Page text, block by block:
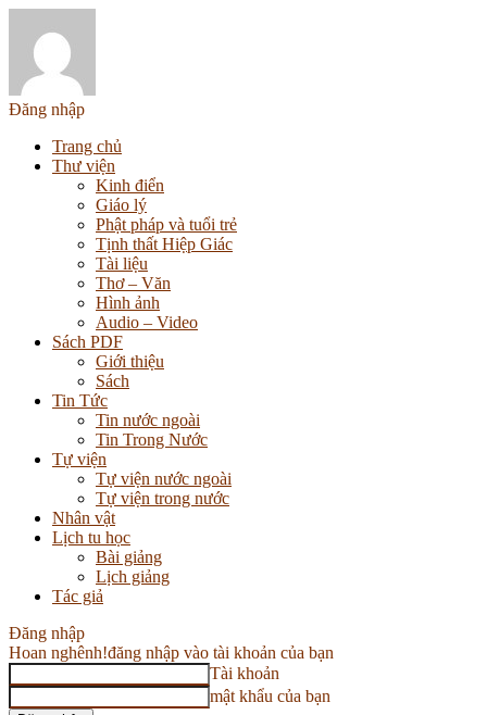
Đăng nhập
Trang chủ
Thư viện
Kinh điển
Giáo lý
Phật pháp và tuổi trẻ
Tịnh thất Hiệp Giác
Tài liệu
Thơ – Văn
Hình ảnh
Audio – Video
Sách PDF
Giới thiệu
Sách
Tin Tức
Tin nước ngoài
Tin Trong Nước
Tự viện
Tự viện nước ngoài
Tự viện trong nước
Nhân vật
Lịch tu học
Bài giảng
Lịch giảng
Tác giả
Đăng nhập
Hoan nghênh!đăng nhập vào tài khoản của bạn
Tài khoản
mật khẩu của bạn